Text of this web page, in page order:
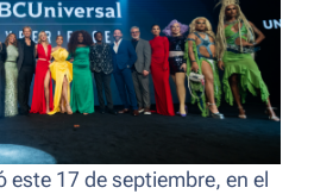
este 17 de septiembre, en el